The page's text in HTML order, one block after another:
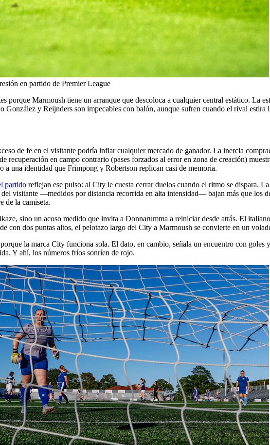
en partido de Premier League
porque Marmoush tiene un arranque que descoloca a cualquier central estático. La
González y Reijnders son impecables con balón, aunque sufren cuando el rival
de fe en el visitante podría inflar cualquier mercado de ganador. La inercia
recuperación en campo contrario (pases forzados al error en zona de creación)
a una identidad que Frimpong y Robertson replican casi de memoria.
partido reflejan ese pulso: al City le cuesta cerrar duelos cuando el ritmo se dispara.
visitante —medidos por distancia recorrida en alta intensidad— bajan más que los
de la camiseta.
sino un acoso medido que invita a Donnarumma a reiniciar desde atrás. El
con dos puntas altos, el pelotazo largo del City a Marmoush se convierte en un
la marca City funciona sola. El dato, en cambio, señala un encuentro con
Y ahí, los números fríos sonríen de rojo.